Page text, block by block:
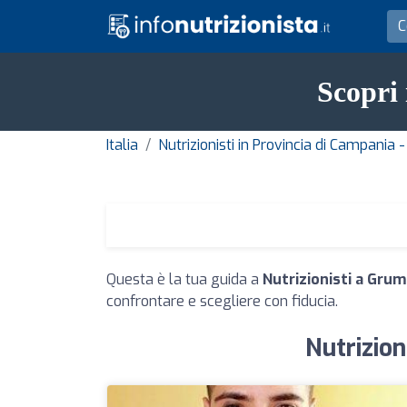
Italia Nutrizionisti in Provincia di Campania
Questa è la tua guida a Nutrizionisti a
confrontare e scegliere con fiducia.